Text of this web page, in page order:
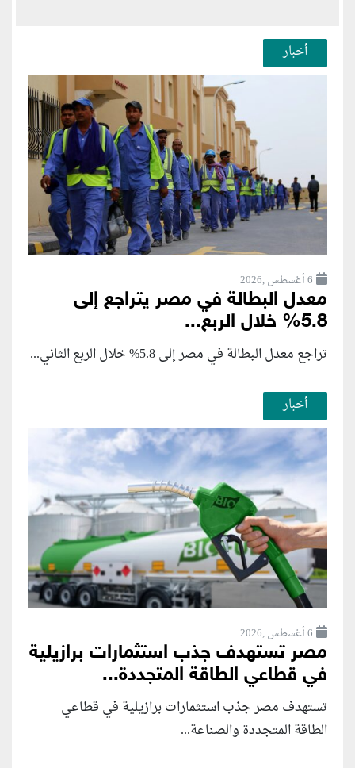
أخبار
6 أغسطس ,2026
معدل البطالة في مصر يتراجع إلى
5.8% خلال الربع...
تراجع معدل البطالة في مصر إلى 5.8% خلال الربع الثاني...
أخبار
6 أغسطس ,2026
مصر تستهدف جذب استثمارات برازيلية
في قطاعي الطاقة المتجددة...
تستهدف مصر جذب استثمارات برازيلية في قطاعي
الطاقة المتجددة والصناعة...